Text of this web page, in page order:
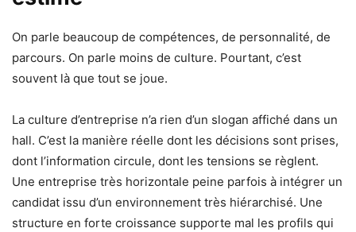
On parle beaucoup de compétences, de personnalité, de
parcours. On parle moins de culture. Pourtant, c’est
souvent là que tout se joue.
La culture d’entreprise n’a rien d’un slogan affiché dans un
hall. C’est la manière réelle dont les décisions sont prises,
dont l’information circule, dont les tensions se règlent.
Une entreprise très horizontale peine parfois à intégrer un
candidat issu d’un environnement très hiérarchisé. Une
structure en forte croissance supporte mal les profils qui